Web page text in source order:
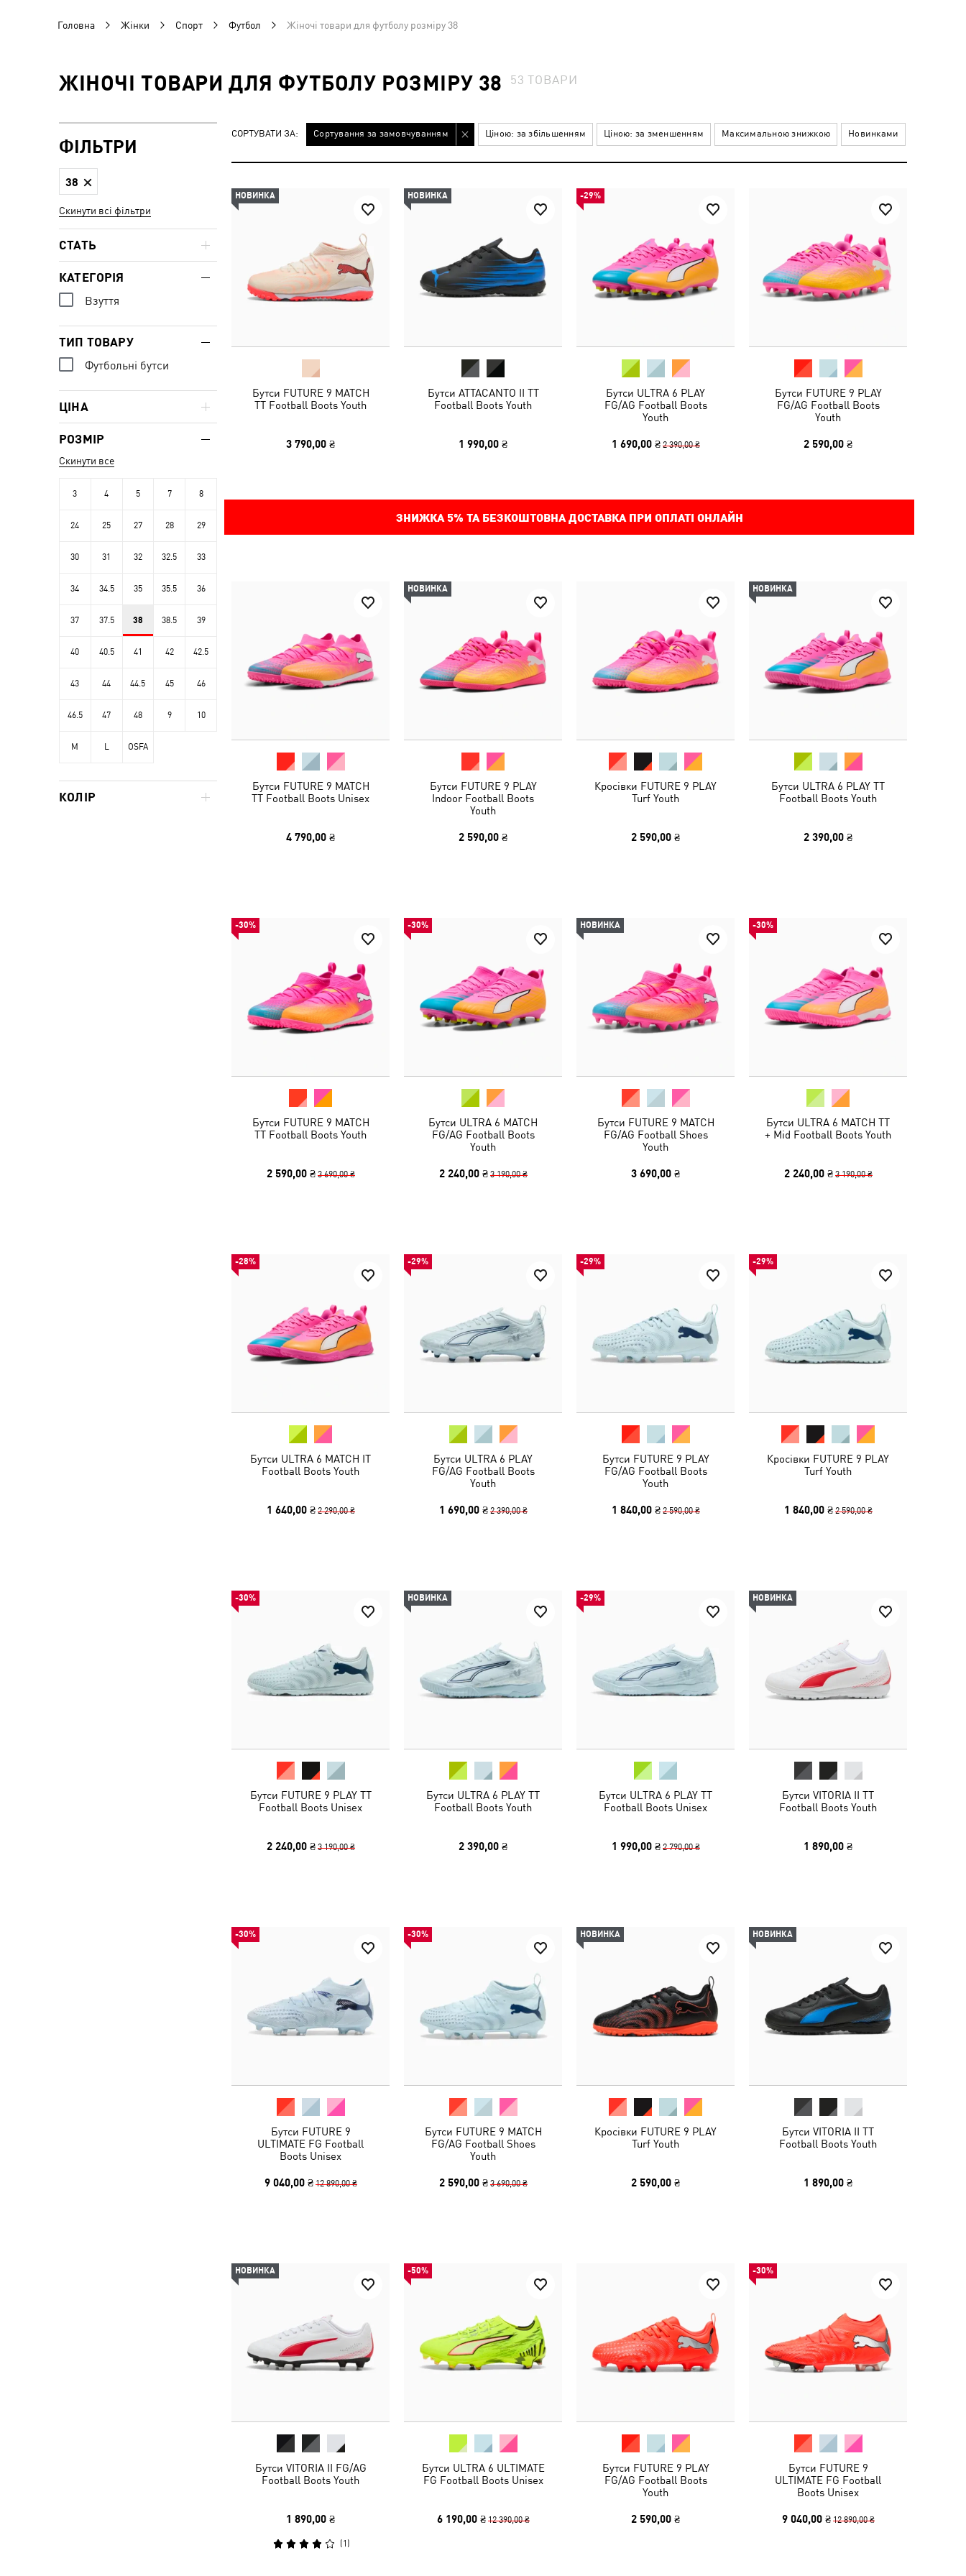
Головна Жінки Спорт Футбол Жіночі товари для футболу розміру 38
ЖІНОЧІ ТОВАРИ ДЛЯ ФУТБОЛУ РОЗМІРУ 38 53ТОВАРИ
СОРТУВАТИ ЗА: Сортування за замовчуванням Ціною: за збільшенням Ціною: за зменшенням Максимальною знижкою Новинками
НОВИНКА
Бутси FUTURE 9 MATCH
TT Football Boots Youth
3 790,00 ₴
НОВИНКА
Бутси ATTACANTO II TT
Football Boots Youth
1 990,00 ₴
-29%
Бутси ULTRA 6 PLAY
FG/AG Football Boots
Youth
1 690,00 ₴ 2 390,00 ₴
Бутси FUTURE 9 PLAY
FG/AG Football Boots
Youth
2 590,00 ₴
ЗНИЖКА 5% ТА БЕЗКОШТОВНА ДОСТАВКА ПРИ ОПЛАТІ ОНЛАЙН
Бутси FUTURE 9 MATCH
TT Football Boots Unisex
4 790,00 ₴
НОВИНКА
Бутси FUTURE 9 PLAY
Indoor Football Boots
Youth
2 590,00 ₴
Кросівки FUTURE 9 PLAY
Turf Youth
2 590,00 ₴
НОВИНКА
Бутси ULTRA 6 PLAY TT
Football Boots Youth
2 390,00 ₴
-30%
Бутси FUTURE 9 MATCH
TT Football Boots Youth
2 590,00 ₴ 3 690,00 ₴
-30%
Бутси ULTRA 6 MATCH
FG/AG Football Boots
Youth
2 240,00 ₴ 3 190,00 ₴
НОВИНКА
Бутси FUTURE 9 MATCH
FG/AG Football Shoes
Youth
3 690,00 ₴
-30%
Бутси ULTRA 6 MATCH TT
+ Mid Football Boots Youth
2 240,00 ₴ 3 190,00 ₴
-28%
Бутси ULTRA 6 MATCH IT
Football Boots Youth
1 640,00 ₴ 2 290,00 ₴
-29%
Бутси ULTRA 6 PLAY
FG/AG Football Boots
Youth
1 690,00 ₴ 2 390,00 ₴
-29%
Бутси FUTURE 9 PLAY
FG/AG Football Boots
Youth
1 840,00 ₴ 2 590,00 ₴
-29%
Кросівки FUTURE 9 PLAY
Turf Youth
1 840,00 ₴ 2 590,00 ₴
-30%
Бутси FUTURE 9 PLAY TT
Football Boots Unisex
2 240,00 ₴ 3 190,00 ₴
НОВИНКА
Бутси ULTRA 6 PLAY TT
Football Boots Youth
2 390,00 ₴
-29%
Бутси ULTRA 6 PLAY TT
Football Boots Unisex
1 990,00 ₴ 2 790,00 ₴
НОВИНКА
Бутси VITORIA II TT
Football Boots Youth
1 890,00 ₴
-30%
Бутси FUTURE 9
ULTIMATE FG Football
Boots Unisex
9 040,00 ₴ 12 890,00 ₴
-30%
Бутси FUTURE 9 MATCH
FG/AG Football Shoes
Youth
2 590,00 ₴ 3 690,00 ₴
НОВИНКА
Кросівки FUTURE 9 PLAY
Turf Youth
2 590,00 ₴
НОВИНКА
Бутси VITORIA II TT
Football Boots Youth
1 890,00 ₴
НОВИНКА
Бутси VITORIA II FG/AG
Football Boots Youth
1 890,00 ₴
(1 )
-50%
Бутси ULTRA 6 ULTIMATE
FG Football Boots Unisex
6 190,00 ₴ 12 390,00 ₴
Бутси FUTURE 9 PLAY
FG/AG Football Boots
Youth
2 590,00 ₴
-30%
Бутси FUTURE 9
ULTIMATE FG Football
Boots Unisex
9 040,00 ₴ 12 890,00 ₴
ФІЛЬТРИ
38
Скинути всі фільтри
СТАТЬ
КАТЕГОРІЯ
Взуття
ТИП ТОВАРУ
Футбольні бутси
ЦІНА
РОЗМІР
Скинути все
3 4 5 7 8
24 25 27 28 29
30 31 32 32.5 33
34 34.5 35 35.5 36
37 37.5 38 38.5 39
40 40.5 41 42 42.5
43 44 44.5 45 46
46.5 47 48 9 10
M L OSFA
КОЛІР